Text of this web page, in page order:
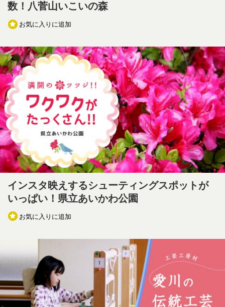
数！八菅山いこいの森
お気に入りに追加
インスタ映えするシューティングスポットが
いっぱい！県立あいかわ公園
お気に入りに追加